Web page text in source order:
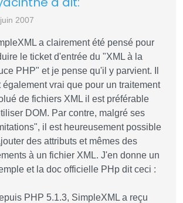
2007
a clairement été pensé pour
le ticket d'entrée du "XML à la
PHP" et je pense qu'il y parvient. Il
également vrai que pour un traitement
de fichiers XML il est préférable
DOM. Par contre, malgré ses
il est heureusement possible
des attributs et mêmes des
à un fichier XML. J'en donne un
et la doc officielle PHp dit ceci :
PHP 5.1.3, SimpleXML a reçu